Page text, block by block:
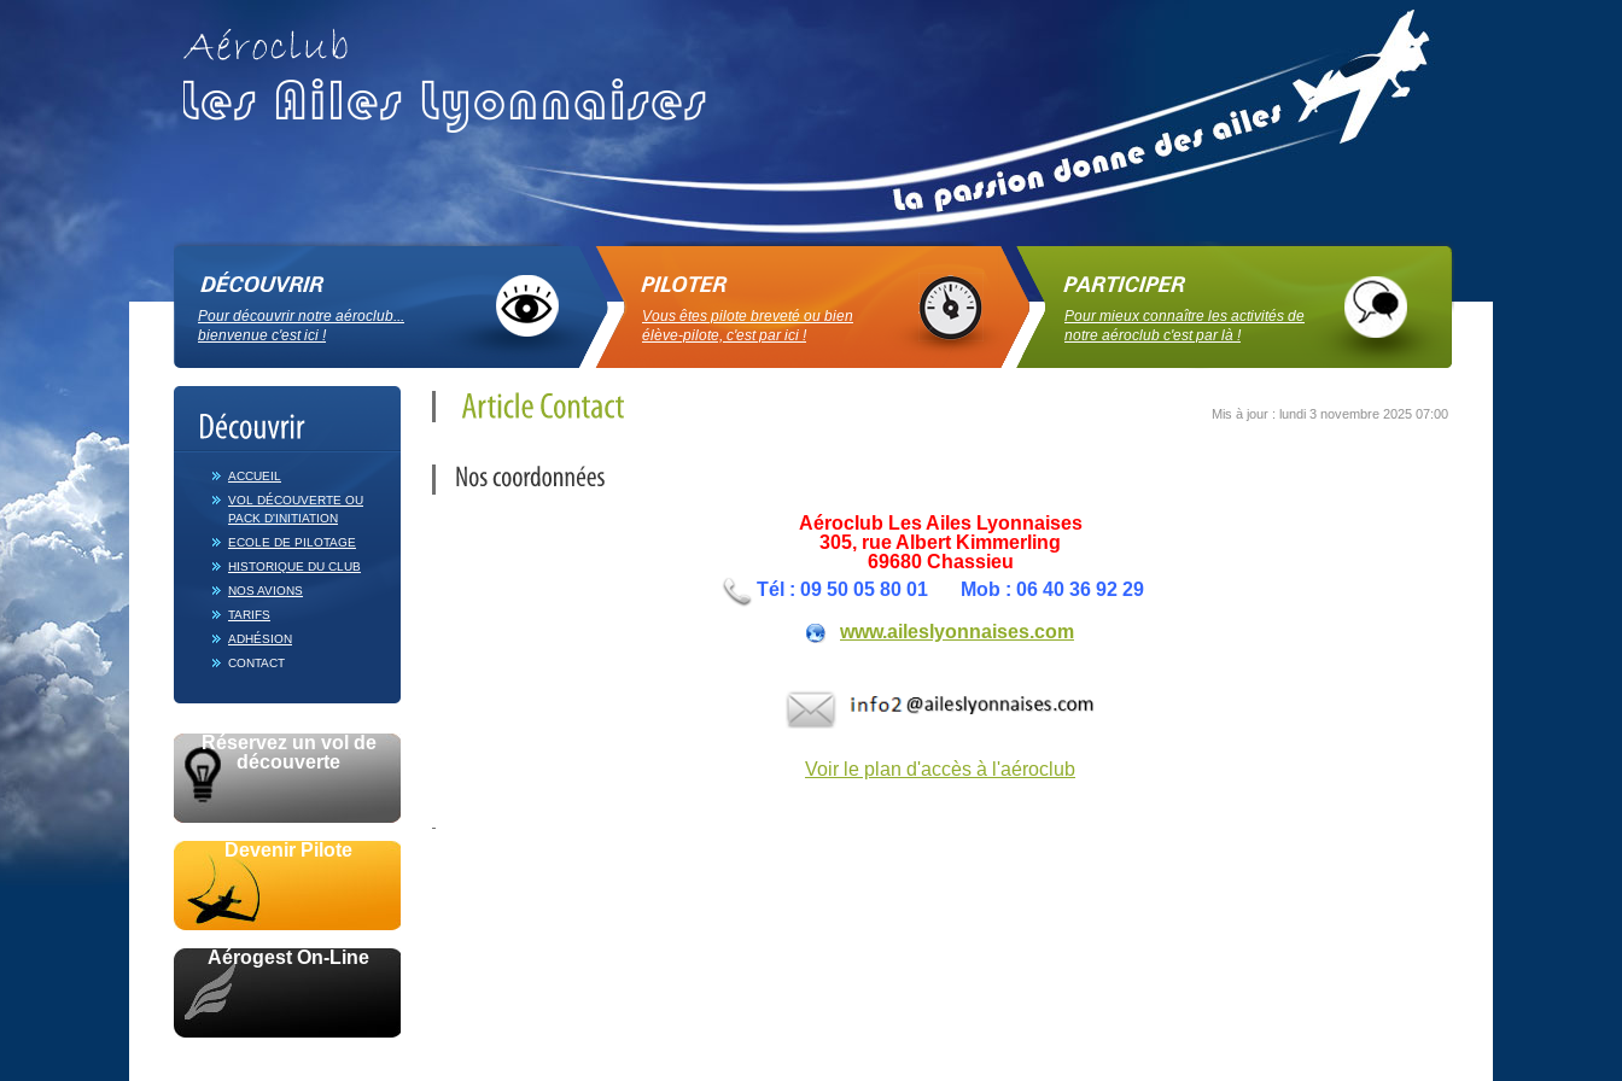
Pour découvrir notre aéroclub...
bienvenue c'est ici !
Vous êtes pilote breveté ou bien
élève-pilote, c'est par ici !
Pour mieux connaître les activités de
notre aéroclub c'est par là !
ACCUEIL
VOL DÉCOUVERTE OU
PACK D'INITIATION
ECOLE DE PILOTAGE
HISTORIQUE DU CLUB
NOS AVIONS
TARIFS
ADHÉSION
CONTACT
Réservez un vol de
découverte
Devenir Pilote
Aérogest On-Line
Mis à jour : lundi 3 novembre 2025 07:00
Aéroclub Les Ailes Lyonnaises
305, rue Albert Kimmerling
69680 Chassieu
Tél : 09 50 05 80 01
Mob : 06 40 36 92 29
www.aileslyonnaises.com
Voir le plan d'accès à l'aéroclub